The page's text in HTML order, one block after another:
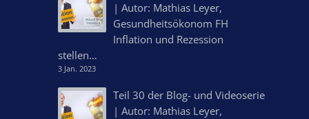
| Autor: Mathias Leyer,
Gesundheitsökonom FH
Inflation und Rezession
stellen…
3 Jan. 2023
Teil 30 der Blog- und Videoserie
| Autor: Mathias Leyer,